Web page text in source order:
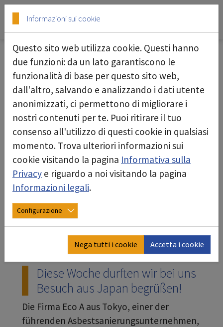
Skip to main content
Skip to page footer
17/10/2024
Diese Woche durften wir bei uns
Besuch aus Japan begrüßen!
Die Firma Eco A aus Tokyo, einer der
führenden Asbestsanierungsunternehmen,
Informazioni sui cookie
Questo sito web utilizza cookie. Questi hanno
due funzioni: da un lato garantiscono le
funzionalità di base per questo sito web,
dall'altro, salvando e analizzando i dati utente
anonimizzati, ci permettono di migliorare i
nostri contenuti per te. Puoi ritirare il tuo
consenso all'utilizzo di questi cookie in qualsiasi
momento. Trova ulteriori informazioni sui
cookie visitando la pagina Informativa sulla
Privacy e riguardo a noi visitando la pagina
Informazioni legali.
Configurazione
Nega tutti i cookie Accetta i cookie